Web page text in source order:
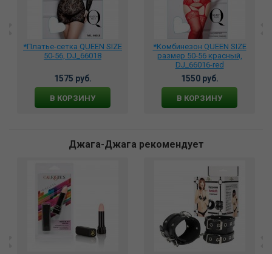
*Платье-сетка QUEEN SIZE
50-56, DJ_66018
1575 руб.
В КОРЗИНУ
*Комбинезон QUEEN SIZE
размер 50-56 красный,
DJ_66016-red
1550 руб.
В КОРЗИНУ
Джага-Джага рекомендует